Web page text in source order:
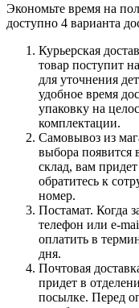
Экономьте время на
доступно 4 варианта
Курьерская
товар поступит
для уточнения
удобное время
упаковку на
комплектации.
Самовывоз из
выбора появится
склад, вам
обратитесь к
номер.
Постамат. Когда
телефон или e-
оплатить в
дня.
Почтовая
придет в
посылке. Перед